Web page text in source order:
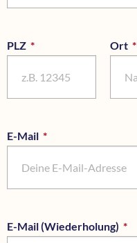
PLZ * Ort*
E-Mail *
E-Mail (Wiederholung) *